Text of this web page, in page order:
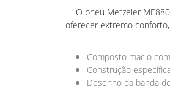
O pneu Metzeler
oferecer extremo
Composto macio
Construção
Desenho da banda